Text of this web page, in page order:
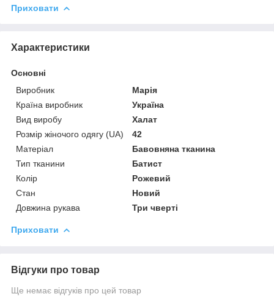
Приховати
Характеристики
Основні
Виробник
Марія
Країна виробник
Україна
Вид виробу
Халат
Розмір жіночого одягу (UA)
42
Матеріал
Бавовняна тканина
Тип тканини
Батист
Колір
Рожевий
Стан
Новий
Довжина рукава
Три чверті
Приховати
Відгуки про товар
Ще немає відгуків про цей товар